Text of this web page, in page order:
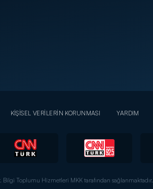
KİŞİSEL VERİLERİN KORUNMASI YARDIM
Bilgi Toplumu Hizmetleri MKK tarafından sağlanmaktadır.